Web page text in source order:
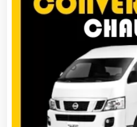
Artes Gráficas
Artesanías
Artículos de Oficina